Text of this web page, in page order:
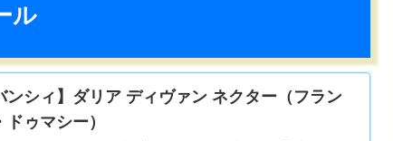
ル
ンシィ】ダリア ディヴァン ネクター（フラン
ドゥマシー）